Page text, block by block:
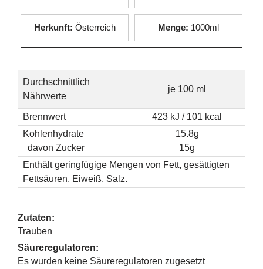
Herkunft: Österreich Menge: 1000ml
Durchschnittlich
Nährwerte
je 100 ml
Brennwert
423 kJ / 101 kcal
Kohlenhydrate
davon Zucker
15.8g
15g
Enthält geringfügige Mengen von Fett, gesättigten
Fettsäuren, Eiweiß, Salz.
Zutaten:
Trauben
Säureregulatoren:
Es wurden keine Säureregulatoren zugesetzt